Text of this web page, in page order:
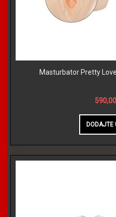
Masturbator Pretty